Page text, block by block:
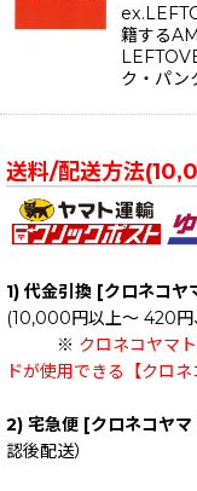
籍する
ク・パン
送料/配送方法
1) 代金引換 [クロネコヤ
(10,000円以上～ 420
※ クロネコヤマ
ドが使用できる【クロ
2) 宅急便 [クロネコヤマ
認後配送）